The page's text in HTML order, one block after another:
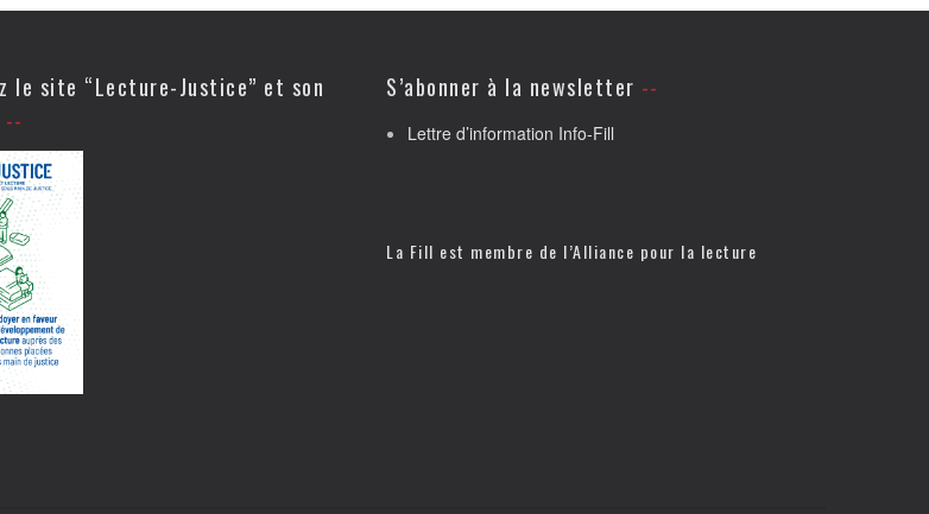
le site “Lecture-Justice” et son
S’abonner à la newsletter
Lettre d’information Info-Fill
La Fill est membre de l’Alliance pour la lecture